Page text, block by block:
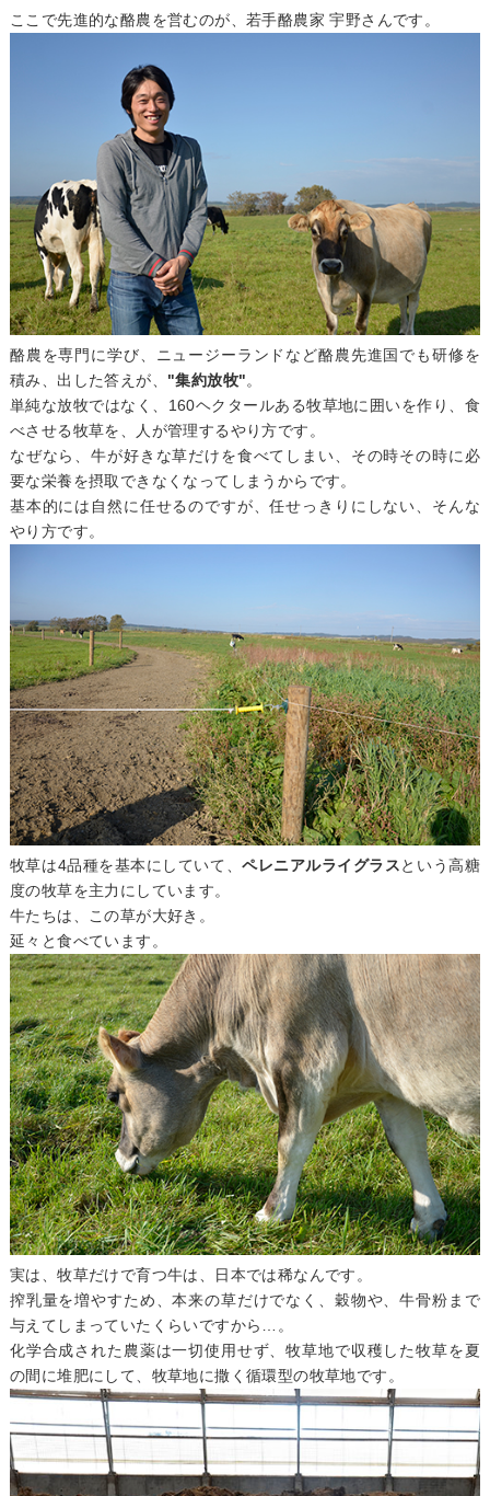
ここで先進的な酪農を営むのが、若手酪農家 宇野さんです。
酪農を専門に学び、ニュージーランドなど酪農先進国でも研修を
積み、出した答えが、 "集約放牧"。
単純な放牧ではなく、160ヘクタールある牧草地に囲いを作り、食
べさせる牧草を、人が管理するやり方です。
なぜなら、牛が好きな草だけを食べてしまい、その時その時に必
要な栄養を摂取できなくなってしまうからです。
基本的には自然に任せるのですが、任せっきりにしない、そんな
やり方です。
牧草は4品種を基本にしていて、ペレニアルライグラスという高糖
度の牧草を主力にしています。
牛たちは、この草が大好き。
延々と食べています。
実は、牧草だけで育つ牛は、日本では稀なんです。
搾乳量を増やすため、本来の草だけでなく、穀物や、牛骨粉まで
与えてしまっていたくらいですから…。
化学合成された農薬は一切使用せず、牧草地で収穫した牧草を夏
の間に堆肥にして、牧草地に撒く循環型の牧草地です。